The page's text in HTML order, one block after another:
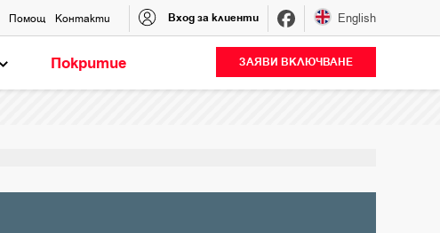
Помощ Контакти Вход за клиенти English
Покритие ЗАЯВИ ВКЛЮЧВАНЕ